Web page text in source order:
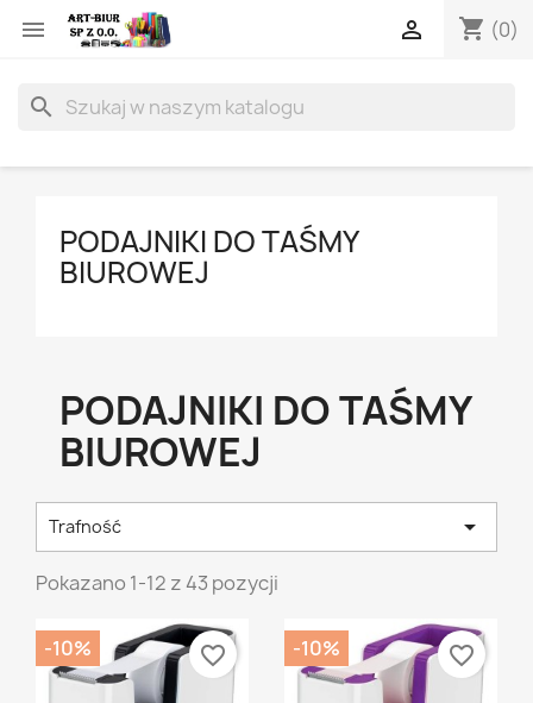
 shopping_cart (0)

search
PODAJNIKI DO TAŚMY
BIUROWEJ
PODAJNIKI DO TAŚMY
BIUROWEJ
Trafność 
Pokazano 1-12 z 43 pozycji
-10% favorite_border -10% favorite_border